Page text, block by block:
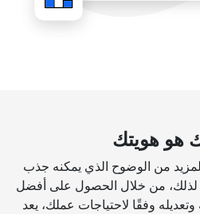
هو هويتك
من الوضوح الذي يمكنه جذب
لذلك، من خلال الحصول على أفضل
وفقًا لاحتياجات عملك، يعد